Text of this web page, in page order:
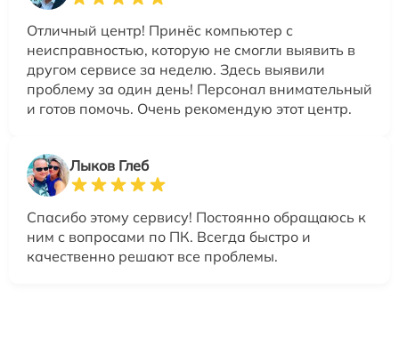
Отличный центр! Принёс компьютер с
неисправностью, которую не смогли выявить в
другом сервисе за неделю. Здесь выявили
проблему за один день! Персонал внимательный
и готов помочь. Очень рекомендую этот центр.
Лыков Глеб
Спасибо этому сервису! Постоянно обращаюсь к
ним с вопросами по ПК. Всегда быстро и
качественно решают все проблемы.